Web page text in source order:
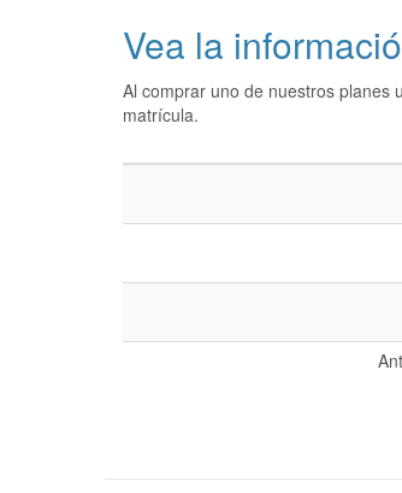
Vea la
Al comprar uno de nuestros planes
matrícula.